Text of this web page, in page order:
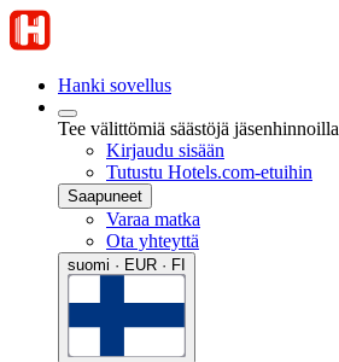
Hanki sovellus
Tee välittömiä säästöjä jäsenhinnoilla
Kirjaudu sisään
Tutustu Hotels.com-etuihin
Saapuneet
Varaa matka
Ota yhteyttä
suomi · EUR · FI